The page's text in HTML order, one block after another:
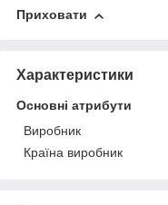
Приховати
Характеристики
Основні атрибути
Виробник
Країна виробник